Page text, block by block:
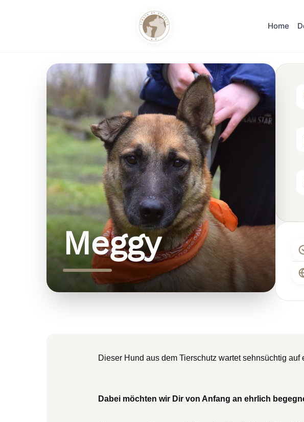
Home
Meggy
Dieser Hund aus dem Tierschutz wartet sehnsüchtig
Dabei möchten wir Dir von Anfang an ehrlich